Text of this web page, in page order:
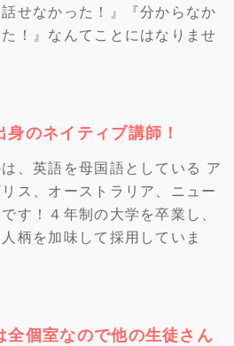
せなかった！』『分からなか
！』なんてことにはなりませ
のネイティブ講師！
、英語を母国語としている ア
ス、オーストラリア、ニュー
す！４年制の大学を卒業し、
柄を加味して採用していま
個室なので他の生徒さん